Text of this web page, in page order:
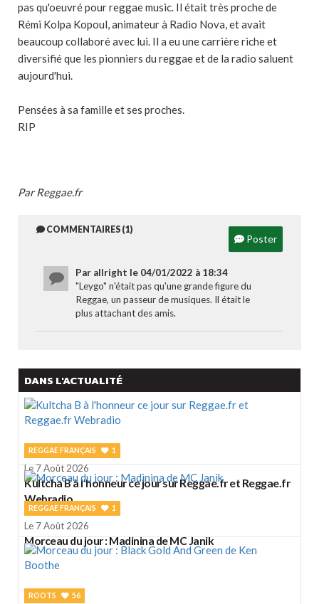
pas qu'oeuvré pour reggae music. Il était très proche de
Rémi Kolpa Kopoul, animateur à Radio Nova, et avait
beaucoup collaboré avec lui. Il a eu une carrière riche et
diversifié que les pionniers du reggae et de la radio saluent
aujourd'hui.
Pensées à sa famille et ses proches.
RIP
Par Reggae.fr
COMMENTAIRES (1)
Poster
Par allright le 04/01/2022 à 18:34
"Leygo" n'était pas qu'une grande figure du
Reggae, un passeur de musiques. Il était le
plus attachant des amis.
DANS L'ACTUALITÉ
REGGAE FRANÇAIS 1
Le 7 Août 2026
Kultcha B à l'honneur ce jour sur Reggae.fr et Reggae.fr
Webradio
REGGAE FRANÇAIS 1
Le 7 Août 2026
Morceau du jour : Madinina de MC Janik
ROOTS 56